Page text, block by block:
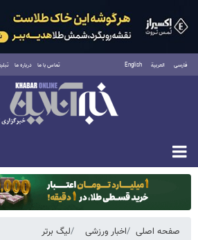
فارسی العربية English تماس با ما درباره ما
دوشنبه ۱۹ مرداد ۱۴۰۵
صفحه اصلی اخبار ورزشی لیگ برتر